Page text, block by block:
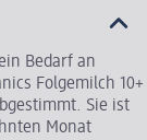
Bedarf an
Folgemilch 10+
Sie ist
Monat